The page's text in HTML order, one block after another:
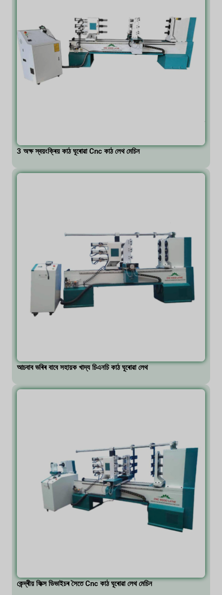
3 অক্ষ স্বয়ংক্ৰিয় কাঠ ঘূৰোৱা Cnc কাঠ লেথ মেচিন
আচবাব ভৰিৰ বাবে সহায়ক খাদ্য চিএনচি কাঠ ঘূৰোৱা লেথ
কেন্দ্ৰীয় ফিক্স ডিভাইচৰ সৈতে Cnc কাঠ ঘূৰোৱা লেথ মেচিন